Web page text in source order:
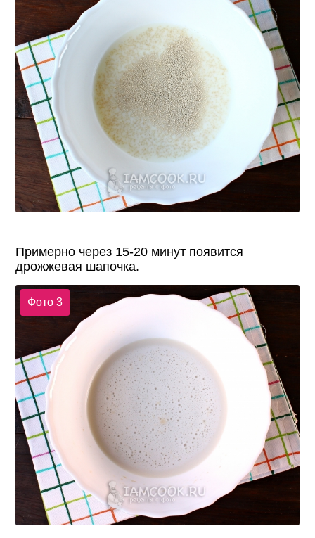
Примерно через 15-20 минут появится
дрожжевая шапочка.
Фото 3